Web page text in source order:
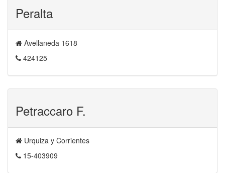
Peralta
Avellaneda 1618
424125
Petraccaro F.
Urquiza y Corrientes
15-403909